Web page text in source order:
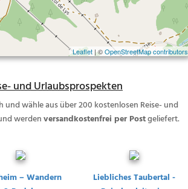
Leaflet | ©OpenStreetMap contributors
und Urlaubsprospekten
und wähle aus über 200 kostenlosen Reise- und
werdenversandkostenfrei per Postgeliefert.
– Wandern
Liebliches Taubertal -